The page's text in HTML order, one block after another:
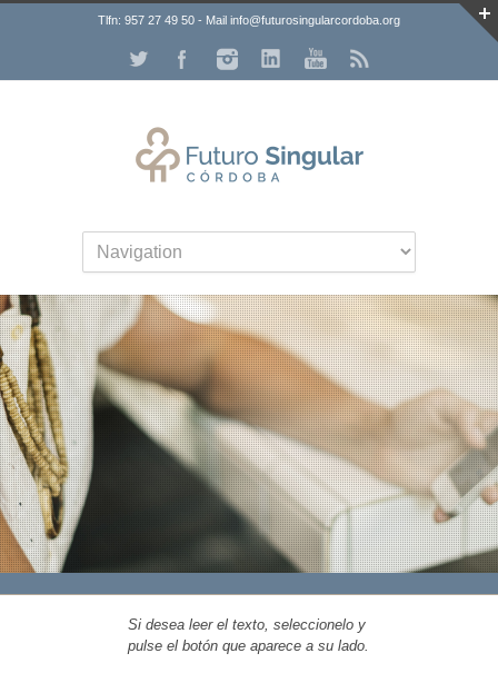
Tlfn: 957 27 49 50 - Mail info@futurosingularcordoba.org
Si desea leer el texto, seleccionelo y
pulse el botón que aparece a su lado.